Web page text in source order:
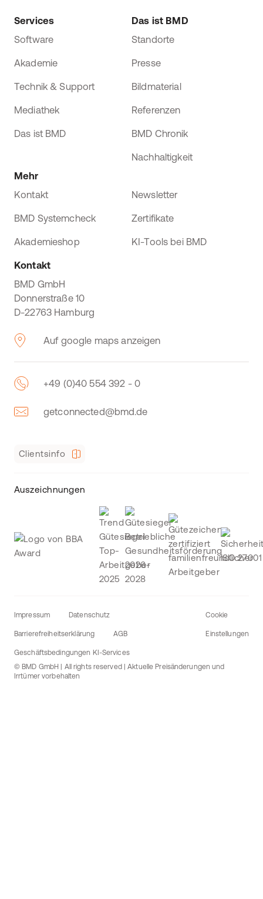
Services
Software
Akademie
Technik & Support
Mediathek
Das ist BMD
Das ist BMD
Standorte
Presse
Bildmaterial
Referenzen
BMD Chronik
Nachhaltigkeit
Mehr
Kontakt
Newsletter
BMD Systemcheck Zertifikate
Akademieshop KI-Tools bei BMD
Kontakt
BMD GmbH
Donnerstraße 10
D-22763 Hamburg
Auf google maps anzeigen
+49 (0)40 554 392 - 0
getconnected@bmd.de
Clientsinfo
Auszeichnungen
Impressum Datenschutz
Barrierefreiheitserklärung AGB
Geschäftsbedingungen KI-Services
Cookie
Einstellungen
© BMD GmbH | All rights reserved | Aktuelle Preisänderungen und
Irrtümer vorbehalten